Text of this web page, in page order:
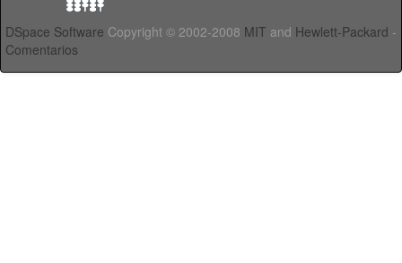
DSpace Software Copyright © 2002-2008 MIT and Hewlett-Packard -
Comentarios